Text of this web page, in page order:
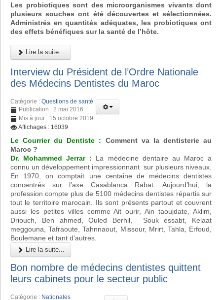
Les probiotiques sont des microorganismes vivants dont
plusieurs souches ont été découvertes et sélectionnées.
Administrés en quantités adéquates, les probiotiques ont
des effets bénéfiques sur la santé de l’hôte.
Lire la suite...
Interview du Président de l’Ordre Nationale
des Médecins Dentistes du Maroc
Catégorie : Questions de santé
Publication : 2 mai 2016
Mis à jour : 15 octobre 2019
Affichages : 16039
Le Courrier du Dentiste :
Comment va la dentisterie au
Maroc ?
Dr. Mohammed Jerrar : La médecine dentaire au Maroc a
connu un développement impressionnant sur plusieurs niveaux.
En 1970, on comptait une centaine de médecins dentistes
concentrés sur l’axe Casablanca Rabat. Aujourd’hui, la
profession compte plus de 5100 médecins dentistes répartis sur
tout le territoire marocain. Ils sont présents partout et couvrent
aussi les petites villes comme Ait ourir, Ain taoujdate, Aklim,
Driouch, Ben ahmed, Ouled Berhil, Souk essabt, Kelaat
meggouna, Tafraoute, Tahnnaout, Missour, Mrirt, Tahla, Erfoud,
Boulemane et tant d’autres.
Lire la suite...
Bon nombre de médecins dentistes quittent
leurs cabinets pour le secteur public
Catégorie : Nationales